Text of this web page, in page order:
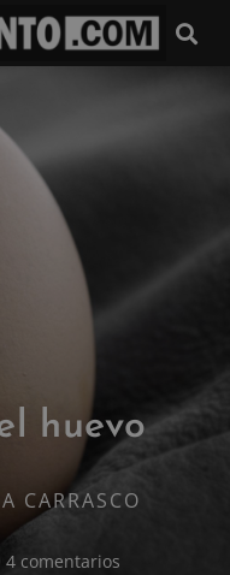
huevo
CARRASCO
4 comentarios